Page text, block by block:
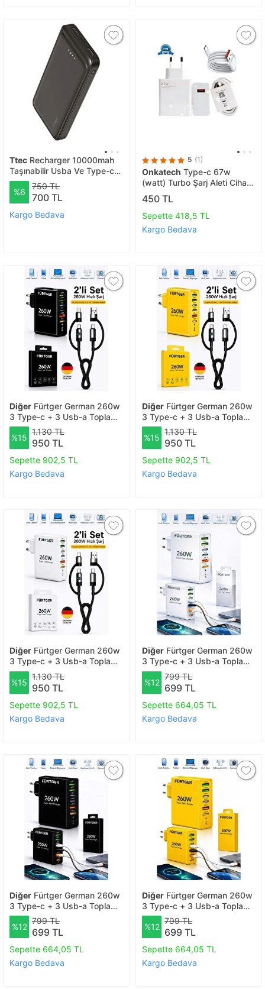
Ttec Recharger 10000mah
Taşınabilir Usba Ve Type-c
Taşınabilir Hızlı Powerbank
Display Box Siyah 2bb263s
%6
750 TL
700 TL
Kargo Bedava
5 (1)
Onkatech Type-c 67w
(watt) Turbo Şarj Aleti Cihazı
Adaptörü Kablo (set) %100
Turbo
450 TL
Sepette 418,5 TL
Kargo Bedava
Diğer Fürtger German 260w
3 Type-c + 3 Usb-a Toplam
6 Çıkışlı Süper Hızlı Şarj Aleti
+ 4 Başlıklı Şarj Kablosu
%15
1.130 TL
950 TL
Sepette 902,5 TL
Kargo Bedava
Diğer Fürtger German 260w
3 Type-c + 3 Usb-a Toplam
6 Çıkışlı Süper Hızlı Şarj Aleti
+ 4 Başlıklı Şarj Kablosu
%15
1.130 TL
950 TL
Sepette 902,5 TL
Kargo Bedava
Diğer Fürtger German 260w
3 Type-c + 3 Usb-a Toplam
6 Çıkışlı Süper Hızlı Şarj Aleti
+ 4 Başlıklı Şarj Kablosu
%15
1.130 TL
950 TL
Sepette 902,5 TL
Kargo Bedava
Diğer Fürtger German 260w
3 Type-c + 3 Usb-a Toplam
6 Çıkışlı Süper Hızlı Şarj Aleti
%12
799 TL
699 TL
Sepette 664,05 TL
Kargo Bedava
Diğer Fürtger German 260w
3 Type-c + 3 Usb-a Toplam
6 Çıkışlı Süper Hızlı Şarj Aleti
%12
799 TL
699 TL
Sepette 664,05 TL
Kargo Bedava
Diğer Fürtger German 260w
3 Type-c + 3 Usb-a Toplam
6 Çıkışlı Süper Hızlı Şarj Aleti
%12
799 TL
699 TL
Sepette 664,05 TL
Kargo Bedava